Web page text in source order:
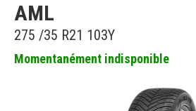
AML
275 /35 R21 103Y
Momentanément indisponible